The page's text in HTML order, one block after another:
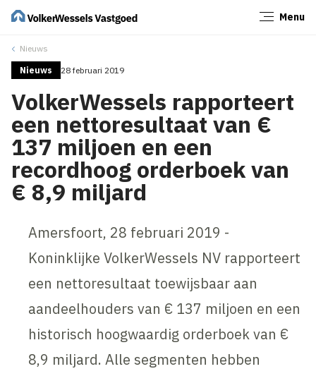
Menu
Nieuws
Nieuws 28 februari 2019
VolkerWessels rapporteert
een nettoresultaat van €
137 miljoen en een
recordhoog orderboek van
€ 8,9 miljard
Amersfoort, 28 februari 2019 -
Koninklijke VolkerWessels NV rapporteert
een nettoresultaat toewijsbaar aan
aandeelhouders van € 137 miljoen en een
historisch hoogwaardig orderboek van €
8,9 miljard. Alle segmenten hebben
Sluiten